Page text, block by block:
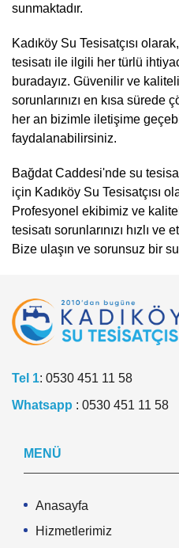
sunmaktadır.
Kadıköy Su Tesisatçısı
tesisatı ile ilgili her türlü
buradayız. Güvenilir ve
sorunlarınızı en kısa sürede
her an bizimle iletişime
faydalanabilirsiniz.
Bağdat Caddesi'nde su
için Kadıköy Su Tesisatçısı
Profesyonel ekibimiz ve
tesisatı sorunlarınızı hızlı
Bize ulaşın ve sorunsuz bir su
Tel 1: 0530 451 11 58
Whatsapp : 0530 451 11 58
MENÜ
Anasayfa
Hizmetlerimiz